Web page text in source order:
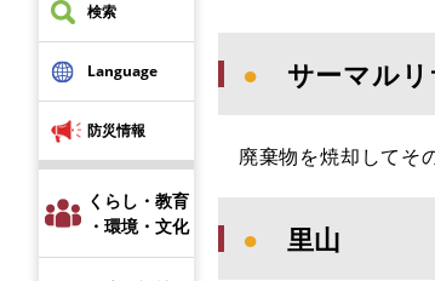
検索
Language
防災情報
くらし・教育
・環境・文化
● サーマルリ
廃棄物を焼却してそ
● 里山